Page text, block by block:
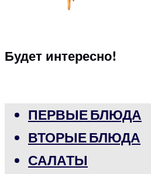
Будет интересно!
ПЕРВЫЕ БЛЮДА
ВТОРЫЕ БЛЮДА
САЛАТЫ